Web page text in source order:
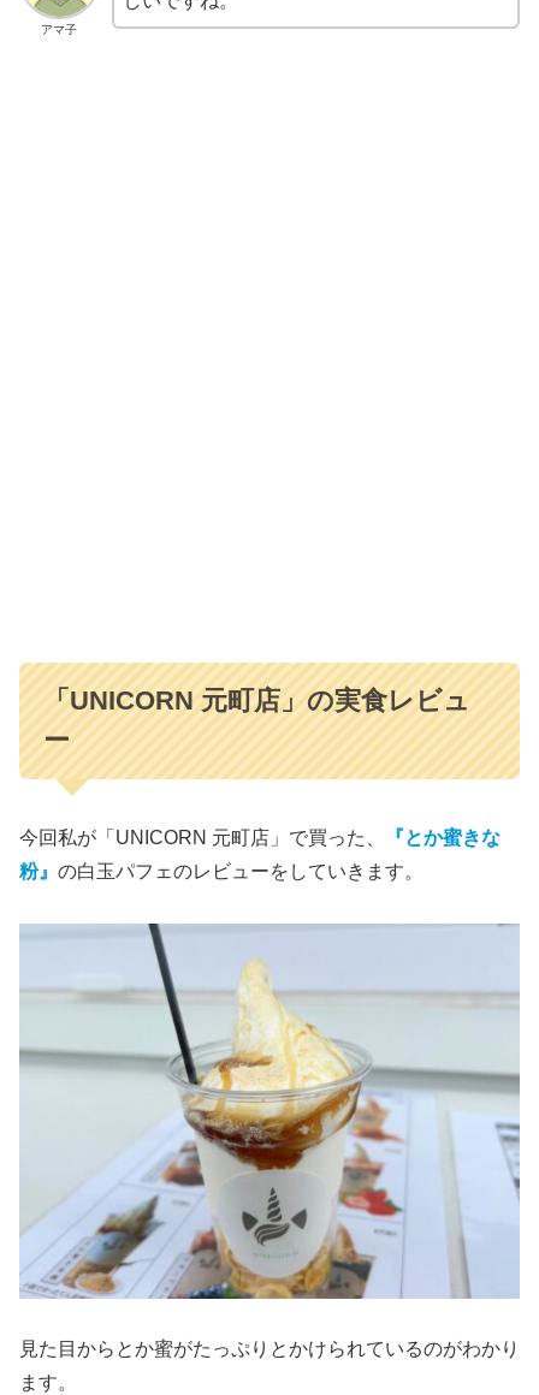
アマ子
「UNICORN 元町店」の実食レビュ
ー
今回私が「UNICORN 元町店」で買った、
『とか蜜きな
粉』 の白玉パフェのレビューをしていきます。
見た目からとか蜜がたっぷりとかけられているのがわかり
ます。